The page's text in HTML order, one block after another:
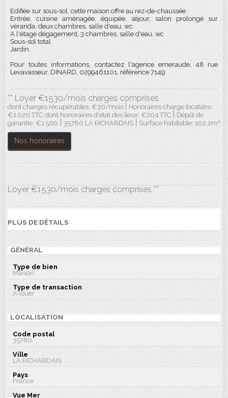
Edifiée sur sous-sol, cette maison offre au rez-de-chaussée :
Entrée, cuisine aménagée, équipée, séjour, salon prolongé sur
véranda, deux chambres, salle d'eau, wc
A l'étage dégagement, 3 chambres, salle d'eau, wc
Sous-sol total.
Jardin.
Pour toutes informations, contactez l'agence emeraude, 48 rue
Levavasseur, DINARD, 0299461101, référence 7149
**Loyer €1 530/mois charges comprises
dont charges récupérables: €30/mois|Honoraires charge locataire:
€1 020 TTC dont honoraires d'état des lieux: €204 TTC|Dépôt de
garantie: €1 500|35780 LA RICHARDAIS|Surface habitable: 102.2m²
Nos honoraires
Loyer €1 530/mois charges comprises **
PLUS DE DÉTAILS
GÉNÉRAL
Type de bien
Maison
Type de transaction
A louer
LOCALISATION
Code postal
35780
Ville
LA RICHARDAIS
Pays
France
Vue Mer